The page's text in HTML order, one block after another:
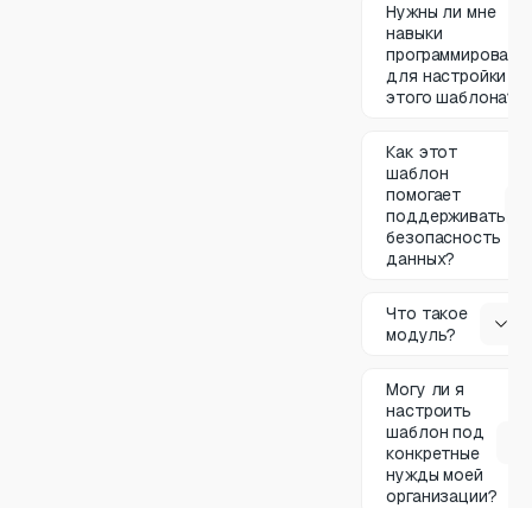
Нужны ли мне
навыки
для настройки
этого шаблона?
Как этот
шаблон
помогает
поддерживать
безопасность
данных?
Что такое
модуль?
Могу ли я
настроить
шаблон под
конкретные
нужды моей
организации?